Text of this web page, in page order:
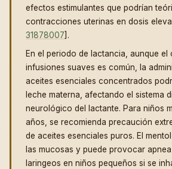
efectos estimulantes que podrían
contracciones uterinas en dosis
31878007].
En el periodo de lactancia, aunque el
infusiones suaves es común, la
aceites esenciales concentrados
leche materna, afectando el sistema
neurológico del lactante. Para niños
años, se recomienda precaución
de aceites esenciales puros. El
las mucosas y puede provocar
laringeos en niños pequeños si se